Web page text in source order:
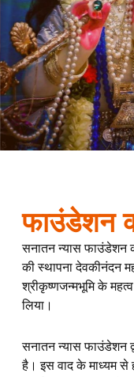
फाउंडेशन
सनातन न्यास फाउंडेशन
की स्थापना देवकीनंदन
श्रीकृष्णजन्मभूमि के
लिया।
सनातन न्यास फाउंडेशन
है। इस वाद के माध्यम से